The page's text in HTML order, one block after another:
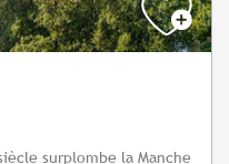
surplombe la Manche